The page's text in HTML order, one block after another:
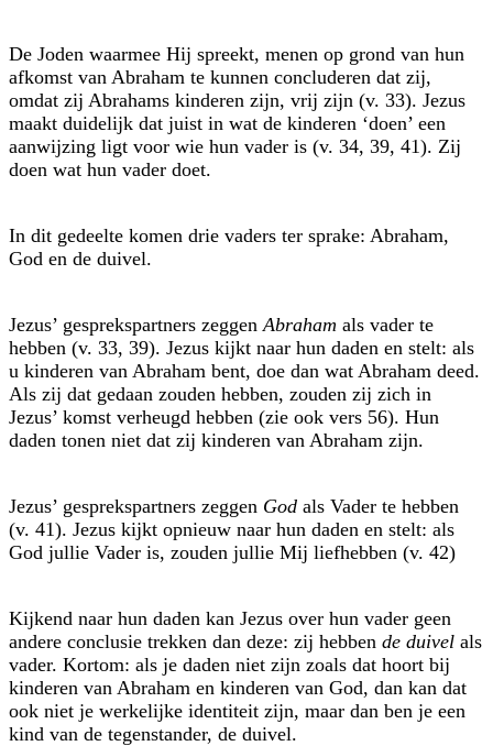
De Joden waarmee Hij spreekt, menen op grond van hun
afkomst van Abraham te kunnen concluderen dat zij,
omdat zij Abrahams kinderen zijn, vrij zijn (v. 33). Jezus
maakt duidelijk dat juist in wat de kinderen ‘doen’ een
aanwijzing ligt voor wie hun vader is (v. 34, 39, 41). Zij
doen wat hun vader doet.
In dit gedeelte komen drie vaders ter sprake: Abraham,
God en de duivel.
Jezus’ gesprekspartners zeggen Abraham als vader te
hebben (v. 33, 39). Jezus kijkt naar hun daden en stelt: als
u kinderen van Abraham bent, doe dan wat Abraham deed.
Als zij dat gedaan zouden hebben, zouden zij zich in
Jezus’ komst verheugd hebben (zie ook vers 56). Hun
daden tonen niet dat zij kinderen van Abraham zijn.
Jezus’ gesprekspartners zeggen God als Vader te hebben
(v. 41). Jezus kijkt op­nieuw naar hun daden en stelt: als
God jullie Vader is, zouden jullie Mij liefhebben (v. 42)
Kijkend naar hun daden kan Jezus over hun vader geen
andere conclusie trekken dan deze: zij hebben de duivel als
vader. Kortom: als je daden niet zijn zoals dat hoort bij
kinderen van Abraham en kinderen van God, dan kan dat
ook niet je werkelijke identiteit zijn, maar dan ben je een
kind van de tegenstander, de duivel.